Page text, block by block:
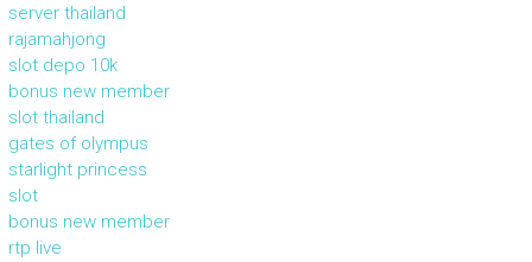
server thailand
rajamahjong
slot depo 10k
bonus new member
slot thailand
gates of olympus
starlight princess
slot
bonus new member
rtp live